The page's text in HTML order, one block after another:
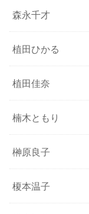
森永千才
植田ひかる
植田佳奈
楠木ともり
榊原良子
榎本温子